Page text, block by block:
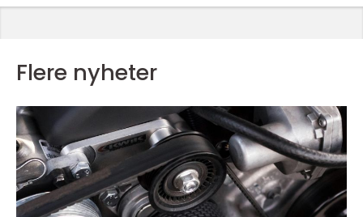
Flere nyheter